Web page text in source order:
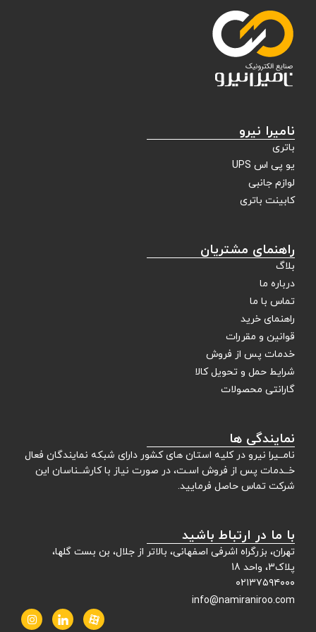
نامیرا نیرو
باتری
یو پی اس UPS
لوازم جانبی
کابینت باتری
راهنمای مشتریان
بلاگ
درباره ما
تماس با ما
راهنمای خرید
قوانین و مقررات
خدمات پس از فروش
شرایط حمل و تحویل کالا
گارانتی محصولات
نمایندگی ها
نامــیرا نیرو در کلیه استان های کشور دارای شبکه نمایندگان فعال
خــدمات پس از فروش اسـت، در صورت نیاز با کارشــناسان این
شرکت تماس حاصل فرمایید.
با ما در ارتباط باشید
تهران، بزرگراه اشرفی اصفهانی، بالاتر از جلال، بن بست گلها،
پلاک3، واحد 18
۰۲۱۳۷۵۹۴۰۰۰
info@namiraniroo.com